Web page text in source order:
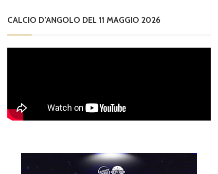
CALCIO D’ANGOLO DEL 11 MAGGIO 2026